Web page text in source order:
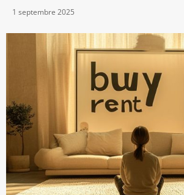
1 septembre 2025